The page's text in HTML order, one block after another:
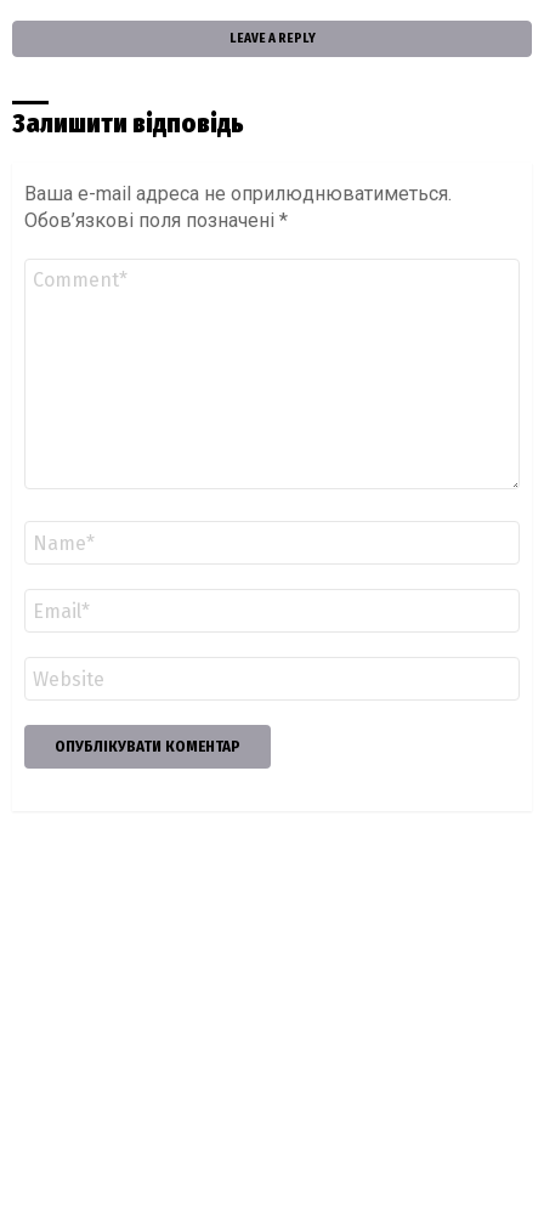
LEAVE A REPLY
Залишити відповідь
Ваша e-mail адреса не оприлюднюватиметься.
Обов’язкові поля позначені *
Коментар